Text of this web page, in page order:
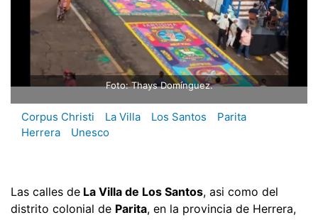
Foto: Thays Domínguez.
Corpus Christi La Villa Los Santos
Parita
Herrera
Unesco
Las calles de La Villa de Los Santos, asi como del
distrito colonial de Parita, en la provincia de Herrera,